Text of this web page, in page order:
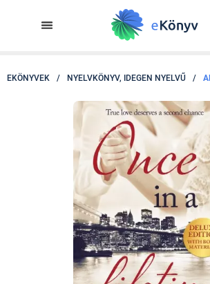
EKÖNYVEK / NYELVKÖNYV, IDEGEN NYELVŰ /